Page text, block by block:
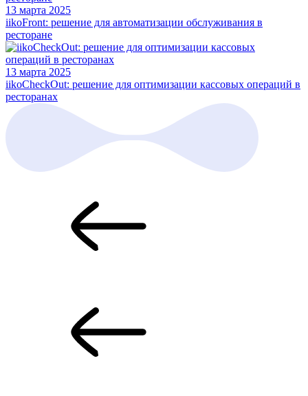
13 марта 2025
iikoFront: решение для автоматизации обслуживания в
ресторане
13 марта 2025
iikoCheckOut: решение для оптимизации кассовых операций в
ресторанах